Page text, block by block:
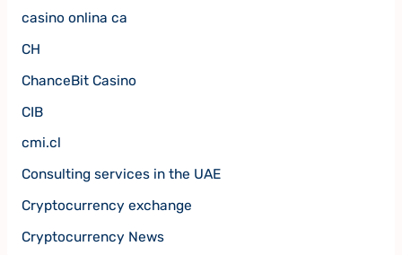
casino onlina ca
CH
ChanceBit Casino
CIB
cmi.cl
Consulting services in the UAE
Cryptocurrency exchange
Cryptocurrency News